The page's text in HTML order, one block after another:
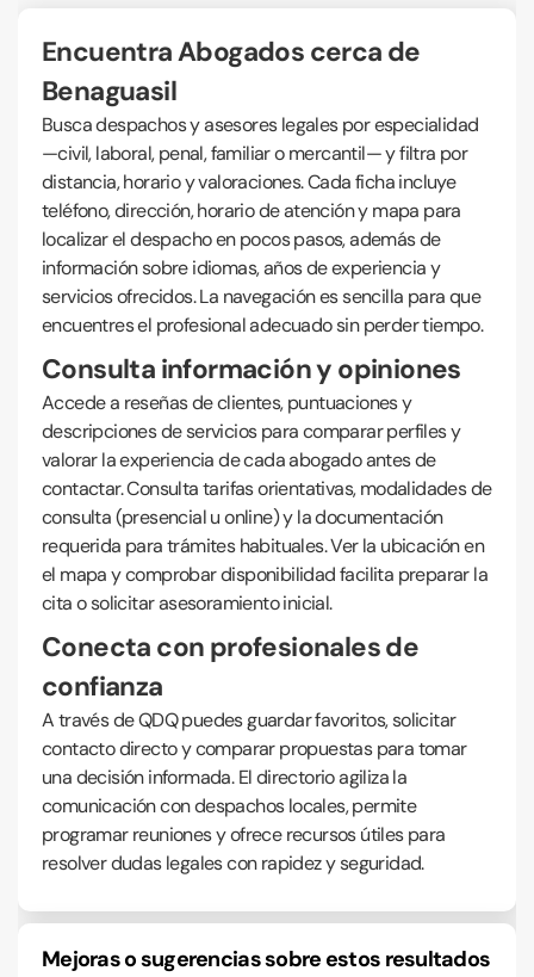
Encuentra Abogados cerca de
Benaguasil
Busca despachos y asesores legales por especialidad
—civil, laboral, penal, familiar o mercantil— y filtra por
distancia, horario y valoraciones. Cada ficha incluye
teléfono, dirección, horario de atención y mapa para
localizar el despacho en pocos pasos, además de
información sobre idiomas, años de experiencia y
servicios ofrecidos. La navegación es sencilla para que
encuentres el profesional adecuado sin perder tiempo.
Consulta información y opiniones
Accede a reseñas de clientes, puntuaciones y
descripciones de servicios para comparar perfiles y
valorar la experiencia de cada abogado antes de
contactar. Consulta tarifas orientativas, modalidades de
consulta (presencial u online) y la documentación
requerida para trámites habituales. Ver la ubicación en
el mapa y comprobar disponibilidad facilita preparar la
cita o solicitar asesoramiento inicial.
Conecta con profesionales de
confianza
A través de QDQ puedes guardar favoritos, solicitar
contacto directo y comparar propuestas para tomar
una decisión informada. El directorio agiliza la
comunicación con despachos locales, permite
programar reuniones y ofrece recursos útiles para
resolver dudas legales con rapidez y seguridad.
Mejoras o sugerencias sobre estos resultados